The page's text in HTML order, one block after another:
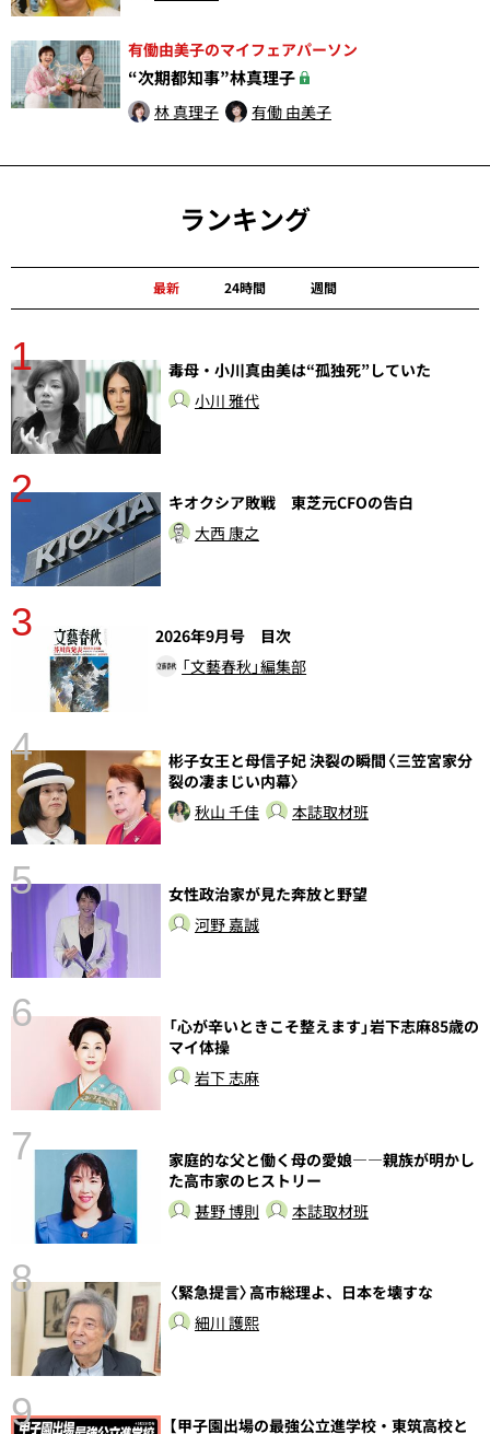
有働由美子のマイフェアパーソン
“次期都知事”林真理子
林 真理子 有働 由美子
ランキング
最新 24時間 週間
1
毒母・小川真由美は“孤独死”していた
小川 雅代
2
キオクシア敗戦 東芝元CFOの告白
大西 康之
3
2026年9月号 目次
「文藝春秋」編集部
4
彬子女王と母信子妃 決裂の瞬間〈三笠宮家分
裂の凄まじい内幕〉
秋山 千佳
本誌取材班
5
女性政治家が見た奔放と野望
河野 嘉誠
6
「心が辛いときこそ整えます」岩下志麻85歳の
マイ体操
岩下 志麻
7
家庭的な父と働く母の愛娘――親族が明かし
た高市家のヒストリー
甚野 博則
本誌取材班
8
〈緊急提言〉高市総理よ、日本を壊すな
細川 護熙
9
【甲子園出場の最強公立進学校・東筑高校と